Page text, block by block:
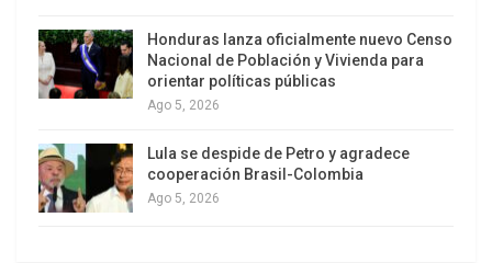
las sanciones y la política agresiva de
Washington. Durante años, el gobierno
venezolano ha operado bajo un asfixiante bloqueo
producir los materiales necesarios para afrontar
desastres naturales de esta envergadura.
Honduras lanza oficialmente nuevo Censo
Nacional de Población y Vivienda para
orientar políticas públicas
Ago 5, 2026
Lula se despide de Petro y agradece
cooperación Brasil-Colombia
Ago 5, 2026